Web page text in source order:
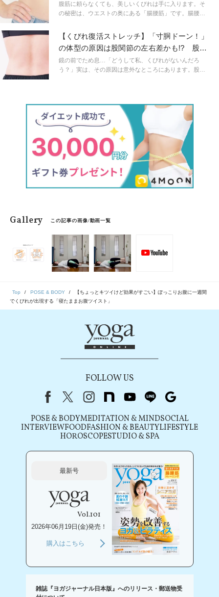
腹筋に頼らなくても、美しいくびれは手に入ります。そ
の秘密は、ウエストの奥にある「腸腰筋」です。腸腰筋
定や下腹の引き締めに大きく関わります。しかし、多く
の人はこの筋肉を十分に使えておらず、結果として腹筋
ばかりを鍛えがちです。この記事では、腸腰筋を目覚め
させ、日常に取り入れやすいヨガの動きを通して、自然
にウエストラインを整える方法を紹介します。腹筋では
トを見ていきましょう。
【くびれ復活ストレッチ】「寸胴ドーン！」
の体型の原因は股関節の左右差かも!? 股関
節のバランスチェックと整え方
鏡の前でため息…「どうして私、くびれがないんだろ
う？」実は、その原因は意外なところにあります。股関
せん。今回は、寸胴体型をつくる股関節の歪みのチェッ
ク方法と、簡単に整えるコツをご紹介します。「今日か
らくびれを取り戻したい！」という方は、ぜひ読み進め
Gallery この記事の画像/動画一覧
Top POSE & BODY
【ちょっとキツイけど効果がすごい】ぽっこりお腹に一週間
でくびれが出現する「寝たままお腹ツイスト」
FOLLOW US
FacebookX（旧Twitter）
instagram
note youtubeline
POSE & BODYMEDITATION & MINDSOCIAL
INTERVIEWFOODFASHION & BEAUTYLIFESTYLE
HOROSCOPESTUDIO & SPA
最新号
Vol.101
2026年06月19日(金)発売！
購入はこちら
雑誌『ヨガジャーナル日本版』へのリリース・郵送物受